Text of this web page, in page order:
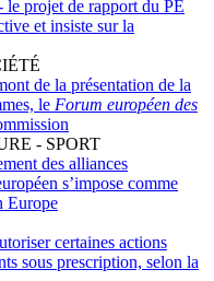
le projet de rapport du PE
et insiste sur la
de la présentation de la
le Forum européen des
- SPORT
des alliances
s’impose comme
Europe
certaines actions
sous prescription, selon la